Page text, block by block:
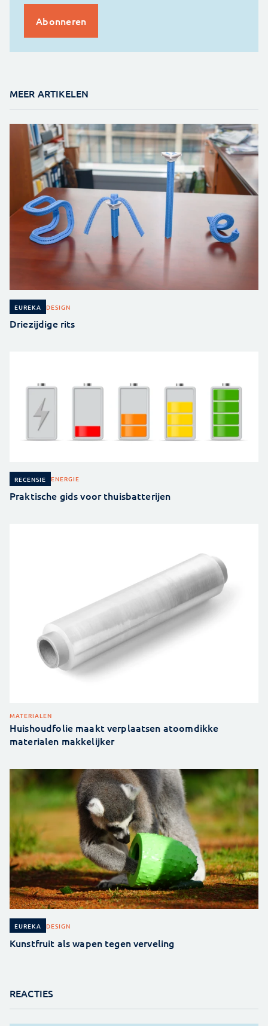
MEER ARTIKELEN
EUREKA DESIGN
Driezijdige rits
RECENSIE ENERGIE
Praktische gids voor thuisbatterijen
MATERIALEN
Huishoudfolie maakt verplaatsen atoomdikke
materialen makkelijker
EUREKA DESIGN
Kunstfruit als wapen tegen verveling
REACTIES